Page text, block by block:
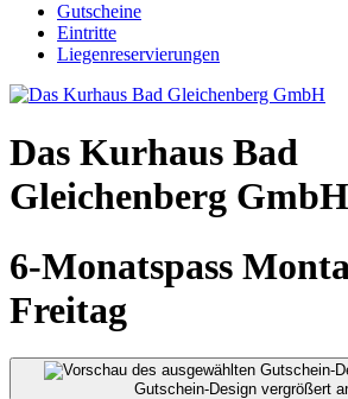
Gutscheine
Eintritte
Liegenreservierungen
Das Kurhaus Bad
Gleichenberg GmbH
6-Monatspass
Freitag
Gutschein-Design vergrößert